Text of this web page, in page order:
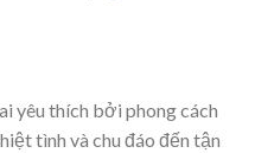
yêu thích bởi phong cách
tình và chu đáo đến tận